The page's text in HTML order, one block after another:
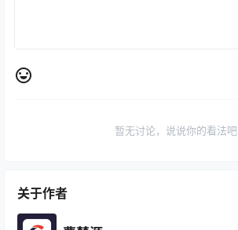
暂无讨论，说说你的看法吧
关于作者